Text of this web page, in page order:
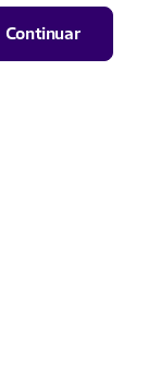
Continuar